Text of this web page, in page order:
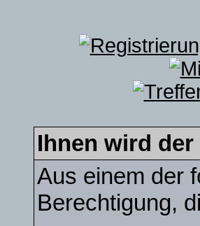
Ihnen wird
Aus einem der
Berechtigung,